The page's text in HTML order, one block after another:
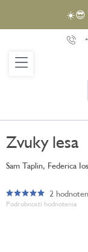
obsah
☀️😎
Zvuky lesa
Sam Taplin, Federica
Podrobnosti hodnotenia
Priemerné
hodnotenie
2